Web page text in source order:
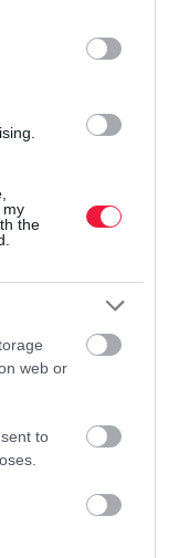
in below Google
my
the
web or
to